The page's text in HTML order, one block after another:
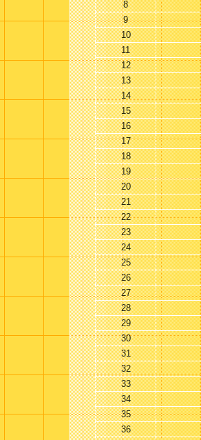
8
9
10
11
12
13
14
15
16
17
18
19
20
21
22
23
24
25
26
27
28
29
30
31
32
33
34
35
36